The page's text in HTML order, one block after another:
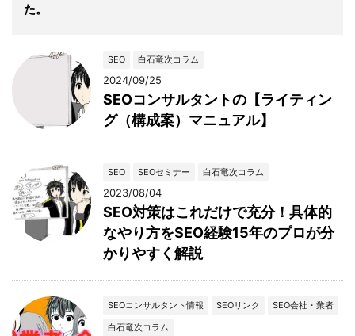
た。
SEO 白石竜次コラム
2024/09/25
SEOコンサルタントの【ライティン
グ（構成案）マニュアル】
SEO SEOセミナー 白石竜次コラム
2023/08/04
SEO対策はこれだけで充分！具体的
なやり方をSEO経験15年のプロが分
かりやすく解説
SEOコンサルタント情報 SEOリンク
SEO会社・業者
白石竜次コラム